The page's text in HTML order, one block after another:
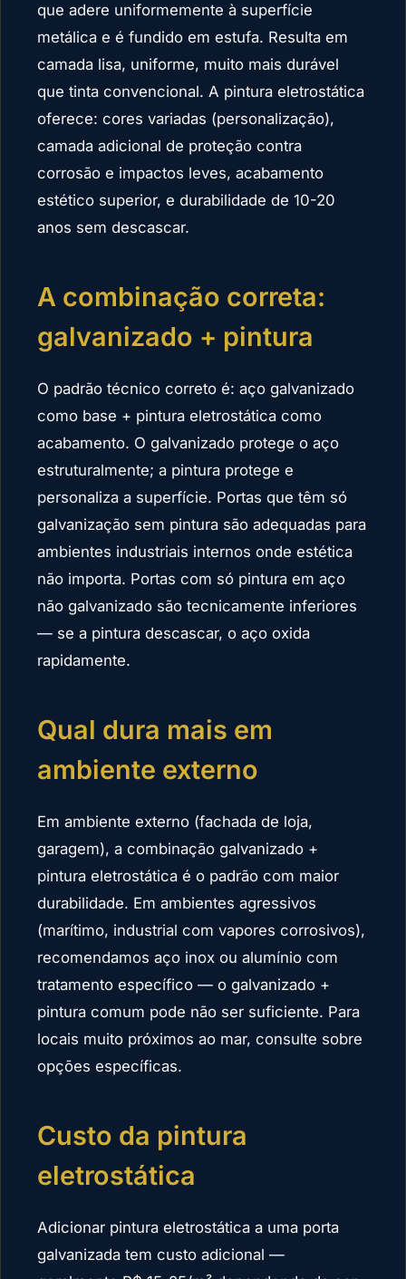
que adere uniformemente à superfície
metálica e é fundido em estufa. Resulta em
camada lisa, uniforme, muito mais durável
que tinta convencional. A pintura eletrostática
oferece: cores variadas (personalização),
camada adicional de proteção contra
corrosão e impactos leves, acabamento
estético superior, e durabilidade de 10-20
anos sem descascar.
A combinação correta:
galvanizado + pintura
O padrão técnico correto é: aço galvanizado
como base + pintura eletrostática como
acabamento. O galvanizado protege o aço
estruturalmente; a pintura protege e
personaliza a superfície. Portas que têm só
galvanização sem pintura são adequadas para
ambientes industriais internos onde estética
não importa. Portas com só pintura em aço
não galvanizado são tecnicamente inferiores
— se a pintura descascar, o aço oxida
rapidamente.
Qual dura mais em
ambiente externo
Em ambiente externo (fachada de loja,
garagem), a combinação galvanizado +
pintura eletrostática é o padrão com maior
durabilidade. Em ambientes agressivos
(marítimo, industrial com vapores corrosivos),
recomendamos aço inox ou alumínio com
tratamento específico — o galvanizado +
pintura comum pode não ser suficiente. Para
locais muito próximos ao mar, consulte sobre
opções específicas.
Custo da pintura
eletrostática
Adicionar pintura eletrostática a uma porta
galvanizada tem custo adicional —